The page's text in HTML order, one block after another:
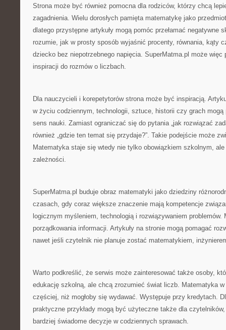
Strona może być również pomocna dla rodziców, którzy chcą
zagadnienia. Wielu dorosłych pamięta matematykę jako
dlatego przystępne artykuły mogą pomóc przełamać negatywne
rozumie, jak w prosty sposób wyjaśnić procenty, równania, kąty
dziecko bez niepotrzebnego napięcia. SuperMatma.pl może więc
inspiracji do rozmów o liczbach.
Dla nauczycieli i korepetytorów strona może być inspiracją.
w życiu codziennym, technologii, sztuce, historii czy grach
sens nauki. Zamiast ograniczać się do pytania „jak rozwiązać
również „gdzie ten temat się przydaje?”. Takie podejście może
Matematyka staje się wtedy nie tylko obowiązkiem szkolnym,
zależności.
SuperMatma.pl buduje obraz matematyki jako dziedziny
czasach, gdy coraz większe znaczenie mają kompetencje
logicznym myśleniem, technologią i rozwiązywaniem problemów.
porządkowania informacji. Artykuły na stronie mogą pomagać
nawet jeśli czytelnik nie planuje zostać matematykiem,
Warto podkreślić, że serwis może zainteresować także osoby,
edukację szkolną, ale chcą zrozumieć świat liczb. Matematyka w
częściej, niż mogłoby się wydawać. Występuje przy kredytach.
praktyczne przykłady mogą być użyteczne także dla
bardziej świadome decyzje w codziennych sprawach.